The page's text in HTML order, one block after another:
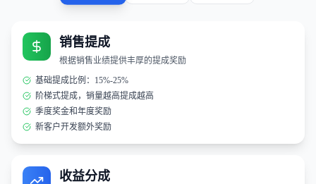
销售提成
根据销售业绩提供丰厚的提成奖励
基础提成比例：15%-25%
阶梯式提成，销量越高提成越高
季度奖金和年度奖励
新客户开发额外奖励
收益分成